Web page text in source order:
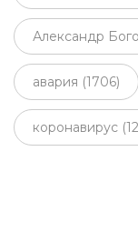
Александр
авария (1706)
коронавирус